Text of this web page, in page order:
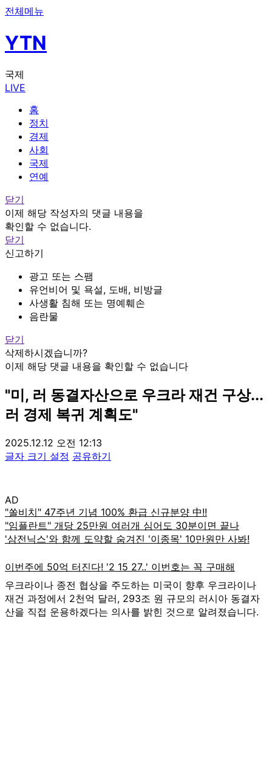
전체메뉴
YTN
국제
LIVE
홈
정치
경제
사회
국제
연예
닫기
이제 해당 작성자의 댓글 내용을
확인할 수 없습니다.
닫기
신고하기
광고 또는 스팸
유언비어 및 욕설, 도배, 비방글
사생활 침해 또는 명예훼손
음란물
닫기
삭제하시겠습니까?
이제 해당 댓글 내용을 확인할 수 없습니다
"미, 러 동결자산으로 우크라 재건 구상...
러 경제 복귀 계획도"
2025.12.12 오전 12:13
글자 크기 설정 공유하기
AD
우크라이나 종전 협상을 주도하는 미국이 향후 우크라이나
재건 과정에서 2천억 달러, 293조 원 규모의 러시아 동결자
산을 직접 운용하겠다는 의사를 밝힌 것으로 알려졌습니다.